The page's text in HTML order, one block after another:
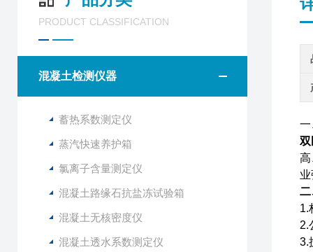
PRODUCT CLASSIFICATION
混凝土检测仪器
蓄热系数测定仪
蒸汽快速养护箱
氯离子含量测定仪
混凝土路缘石抗盐冻试验箱
混凝土无核密度仪
混凝土透水系数测定仪
一
双
高
二
1.
2.
3.